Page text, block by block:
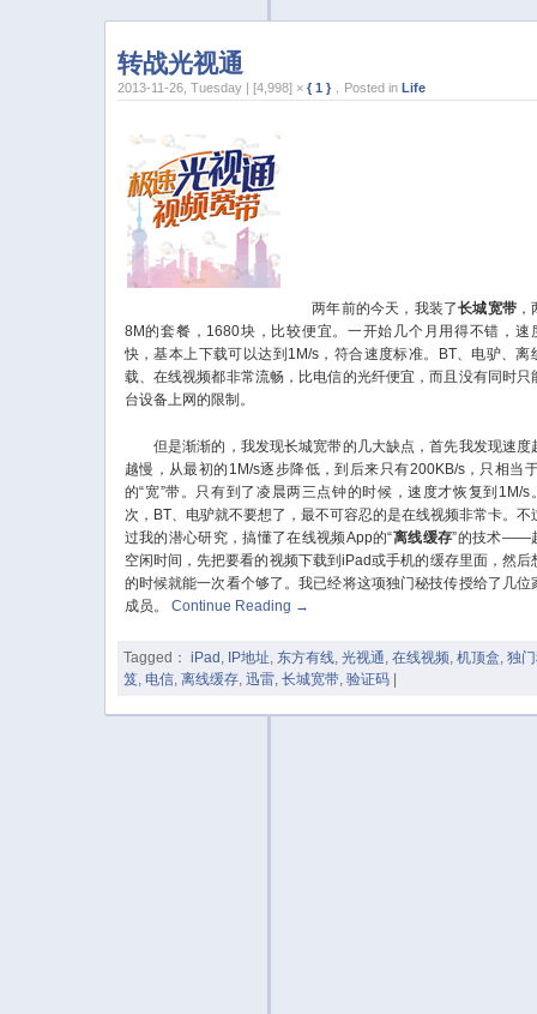
转战光视通
2013-11-26, Tuesday | [4,998] ×{ 1 } ，Posted inLife
两年前的今天，我装了长城宽带，
8M的套餐，1680块，比较便宜。一开始几个月用得不错，速
快，基本上下载可以达到1M/s，符合速度标准。BT、电驴、离
载、在线视频都非常流畅，比电信的光纤便宜，而且没有同时只
台设备上网的限制。
但是渐渐的，我发现长城宽带的几大缺点，首先我发现速度
越慢，从最初的1M/s逐步降低，到后来只有200KB/s，只相当
的“宽”带。只有到了凌晨两三点钟的时候，速度才恢复到1M/s
次，BT、电驴就不要想了，最不可容忍的是在线视频非常卡。不
过我的潜心研究，搞懂了在线视频App的“离线缓存”的技术——
空闲时间，先把要看的视频下载到iPad或手机的缓存里面，然后
的时候就能一次看个够了。我已经将这项独门秘技传授给了几位
成员。
Continue Reading →
Tagged： iPad , IP地址, 东方有线,光视通,在线视频,机顶盒,独
笈, 电信,离线缓存,迅雷,长城宽带,验证码